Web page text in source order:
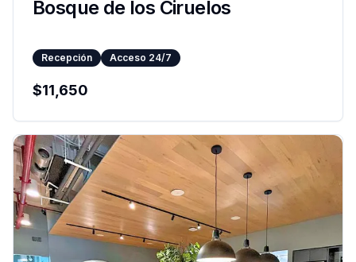
Bosque de los Ciruelos
Recepción Acceso 24/7
$11,650